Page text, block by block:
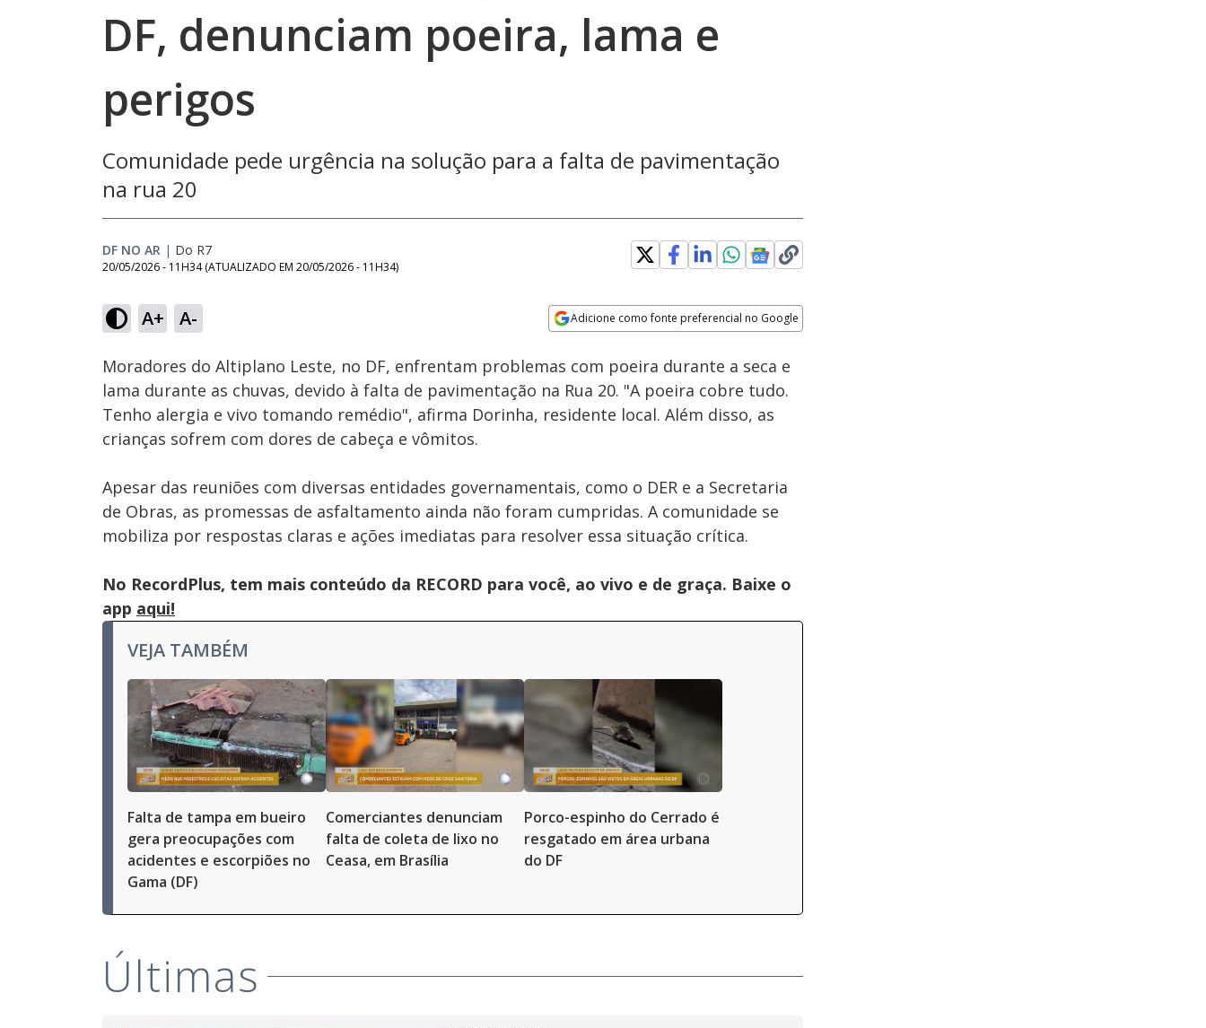
DF, denunciam poeira, lama e
perigos
Comunidade pede urgência na solução para a falta de pavimentação
na rua 20
DF NO AR | Do R7
20/05/2026 - 11H34 (ATUALIZADO EM 20/05/2026 - 11H34)
A+ A- Adicione como fonte preferencial no Google
Ativar
Som
13.03%
Velocidade
Moradores do Altiplano Leste, no DF, enfrentam problemas com poeira durante a seca e
lama durante as chuvas, devido à falta de pavimentação na Rua 20. "A poeira cobre tudo.
Tenho alergia e vivo tomando remédio", afirma Dorinha, residente local. Além disso, as
crianças sofrem com dores de cabeça e vômitos.
Apesar das reuniões com diversas entidades governamentais, como o DER e a Secretaria
de Obras, as promessas de asfaltamento ainda não foram cumpridas. A comunidade se
mobiliza por respostas claras e ações imediatas para resolver essa situação crítica.
No RecordPlus, tem mais conteúdo da RECORD para você, ao vivo e de graça. Baixe o
app aqui!
VEJA TAMBÉM
Falta de tampa em bueiro
gera preocupações com
acidentes e escorpiões no
Gama (DF)
Comerciantes denunciam
falta de coleta de lixo no
Ceasa, em Brasília
Porco-espinho do Cerrado é
resgatado em área urbana
do DF
Últimas